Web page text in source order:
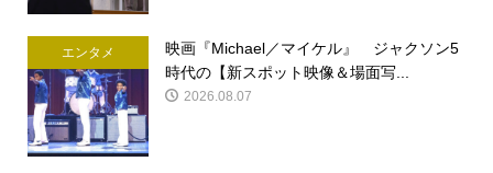
エンタメ
映画『Michael／マイケル』 ジャクソン5
時代の【新スポット映像＆場面写...
2026.08.07